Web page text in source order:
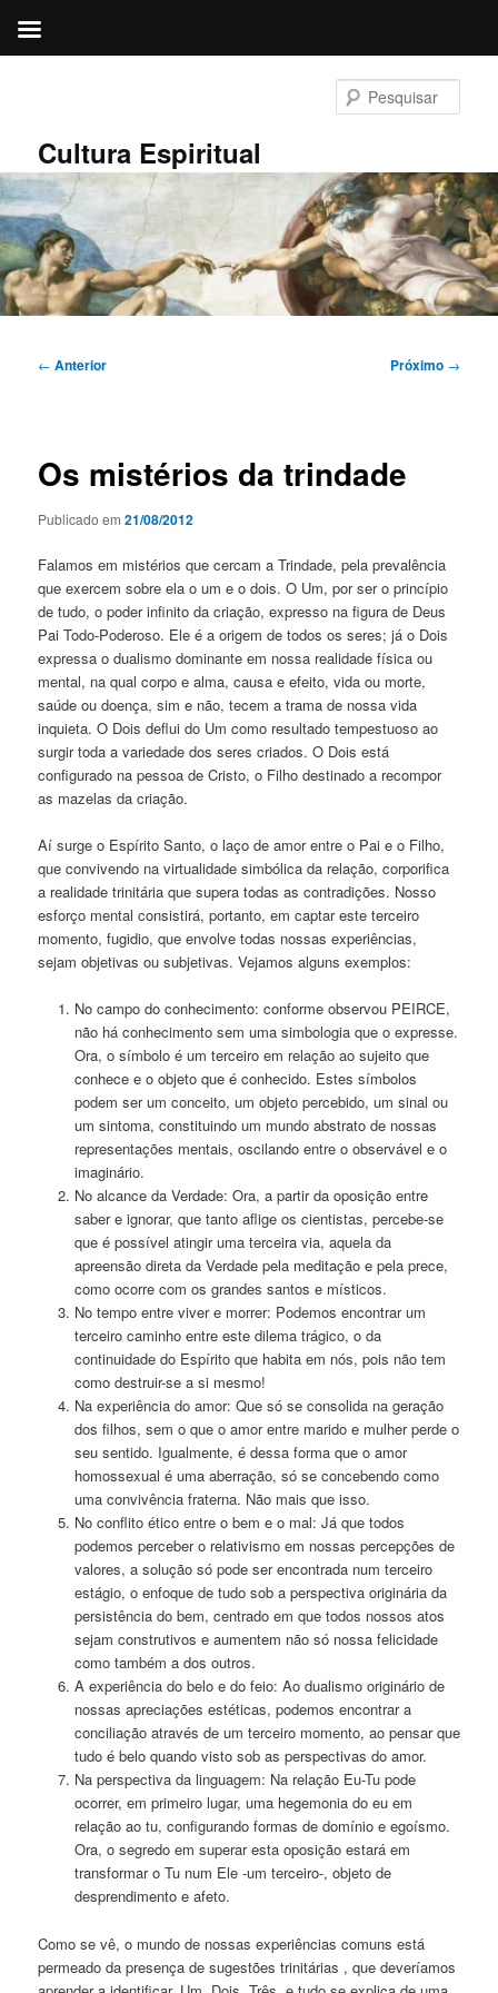
principalCultura Espiritual
Navegação
← Anterior Próximo →
Os mistérios da trindade
Publicado em21/08/2012
Falamos em mistérios que cercam a Trindade, pela prevalência
que exercem sobre ela o um e o dois. O Um, por ser o princípio
de tudo, o poder infinito da criação, expresso na figura de Deus
Pai Todo-Poderoso. Ele é a origem de todos os seres; já o Dois
expressa o dualismo dominante em nossa realidade física ou
mental, na qual corpo e alma, causa e efeito, vida ou morte,
saúde ou doença, sim e não, tecem a trama de nossa vida
inquieta. O Dois deflui do Um como resultado tempestuoso ao
surgir toda a variedade dos seres criados. O Dois está
configurado na pessoa de Cristo, o Filho destinado a recompor
as mazelas da criação.
Aí surge o Espírito Santo, o laço de amor entre o Pai e o Filho,
que convivendo na virtualidade simbólica da relação, corporifica
a realidade trinitária que supera todas as contradições. Nosso
esforço mental consistirá, portanto, em captar este terceiro
momento, fugidio, que envolve todas nossas experiências,
sejam objetivas ou subjetivas. Vejamos alguns exemplos:
No campo do conhecimento: conforme observou PEIRCE,
não há conhecimento sem uma simbologia que o expresse.
Ora, o símbolo é um terceiro em relação ao sujeito que
conhece e o objeto que é conhecido. Estes símbolos
podem ser um conceito, um objeto percebido, um sinal ou
um sintoma, constituindo um mundo abstrato de nossas
representações mentais, oscilando entre o observável e o
imaginário.
No alcance da Verdade: Ora, a partir da oposição entre
saber e ignorar, que tanto aflige os cientistas, percebe-se
que é possível atingir uma terceira via, aquela da
apreensão direta da Verdade pela meditação e pela prece,
como ocorre com os grandes santos e místicos.
No tempo entre viver e morrer: Podemos encontrar um
terceiro caminho entre este dilema trágico, o da
continuidade do Espírito que habita em nós, pois não tem
como destruir-se a si mesmo!
Na experiência do amor: Que só se consolida na geração
dos filhos, sem o que o amor entre marido e mulher perde o
seu sentido. Igualmente, é dessa forma que o amor
homossexual é uma aberração, só se concebendo como
uma convivência fraterna. Não mais que isso.
No conflito ético entre o bem e o mal: Já que todos
podemos perceber o relativismo em nossas percepções de
valores, a solução só pode ser encontrada num terceiro
estágio, o enfoque de tudo sob a perspectiva originária da
persistência do bem, centrado em que todos nossos atos
sejam construtivos e aumentem não só nossa felicidade
como também a dos outros.
A experiência do belo e do feio: Ao dualismo originário de
nossas apreciações estéticas, podemos encontrar a
conciliação através de um terceiro momento, ao pensar que
tudo é belo quando visto sob as perspectivas do amor.
Na perspectiva da linguagem: Na relação Eu-Tu pode
ocorrer, em primeiro lugar, uma hegemonia do eu em
relação ao tu, configurando formas de domínio e egoísmo.
Ora, o segredo em superar esta oposição estará em
transformar o Tu num Ele -um terceiro-, objeto de
desprendimento e afeto.
Como se vê, o mundo de nossas experiências comuns está
permeado da presença de sugestões trinitárias , que deveríamos